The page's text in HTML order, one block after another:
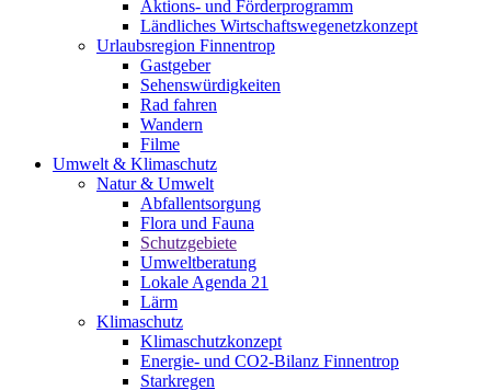
Aktions- und Förderprogramm
Ländliches Wirtschaftswegenetzkonzept
Urlaubsregion Finnentrop
Gastgeber
Sehenswürdigkeiten
Rad fahren
Wandern
Filme
Umwelt & Klimaschutz
Natur & Umwelt
Abfallentsorgung
Flora und Fauna
Schutzgebiete
Umweltberatung
Lokale Agenda 21
Lärm
Klimaschutz
Klimaschutzkonzept
Energie- und CO2-Bilanz Finnentrop
Starkregen